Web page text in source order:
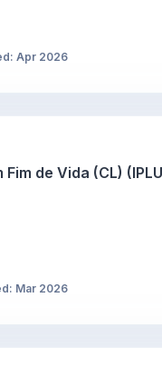
Apr 2026
de Vida (CL)
Mar 2026